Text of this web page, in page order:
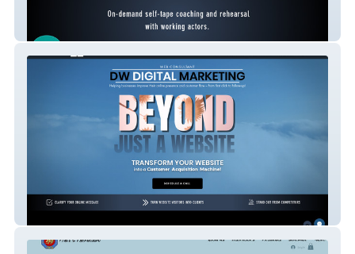
DW Digital Marketing